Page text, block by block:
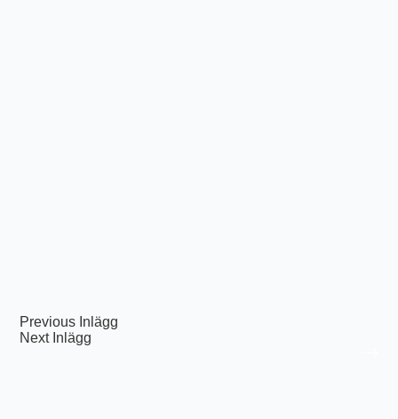
Previous Inlägg
Next Inlägg